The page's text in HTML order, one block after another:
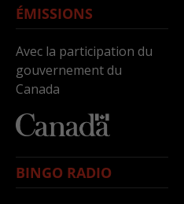
ÉMISSIONS
Avec la participation du
gouvernement du
Canada
BINGO RADIO